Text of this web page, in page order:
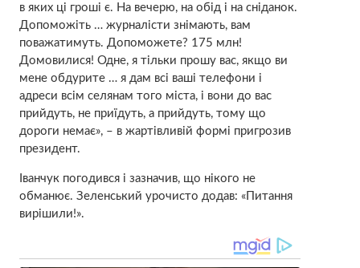
в яких ці гроші є. На вечерю, на обід і на сніданок.
Допоможіть … журналісти знімають, вам
поважатимуть. Допоможете? 175 млн!
Домовилися! Одне, я тільки прошу вас, якщо ви
мене обдурите … я дам всі ваші телефони і
адреси всім селянам того міста, і вони до вас
прийдуть, не приїдуть, а прийдуть, тому що
дороги немає», – в жартівливій формі пригрозив
президент.
Іванчук погодився і зазначив, що нікого не
обманює. Зеленський урочисто додав: «Питання
вирішили!».